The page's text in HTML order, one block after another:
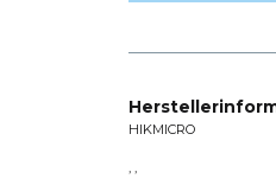
HIKMICRO
, ,